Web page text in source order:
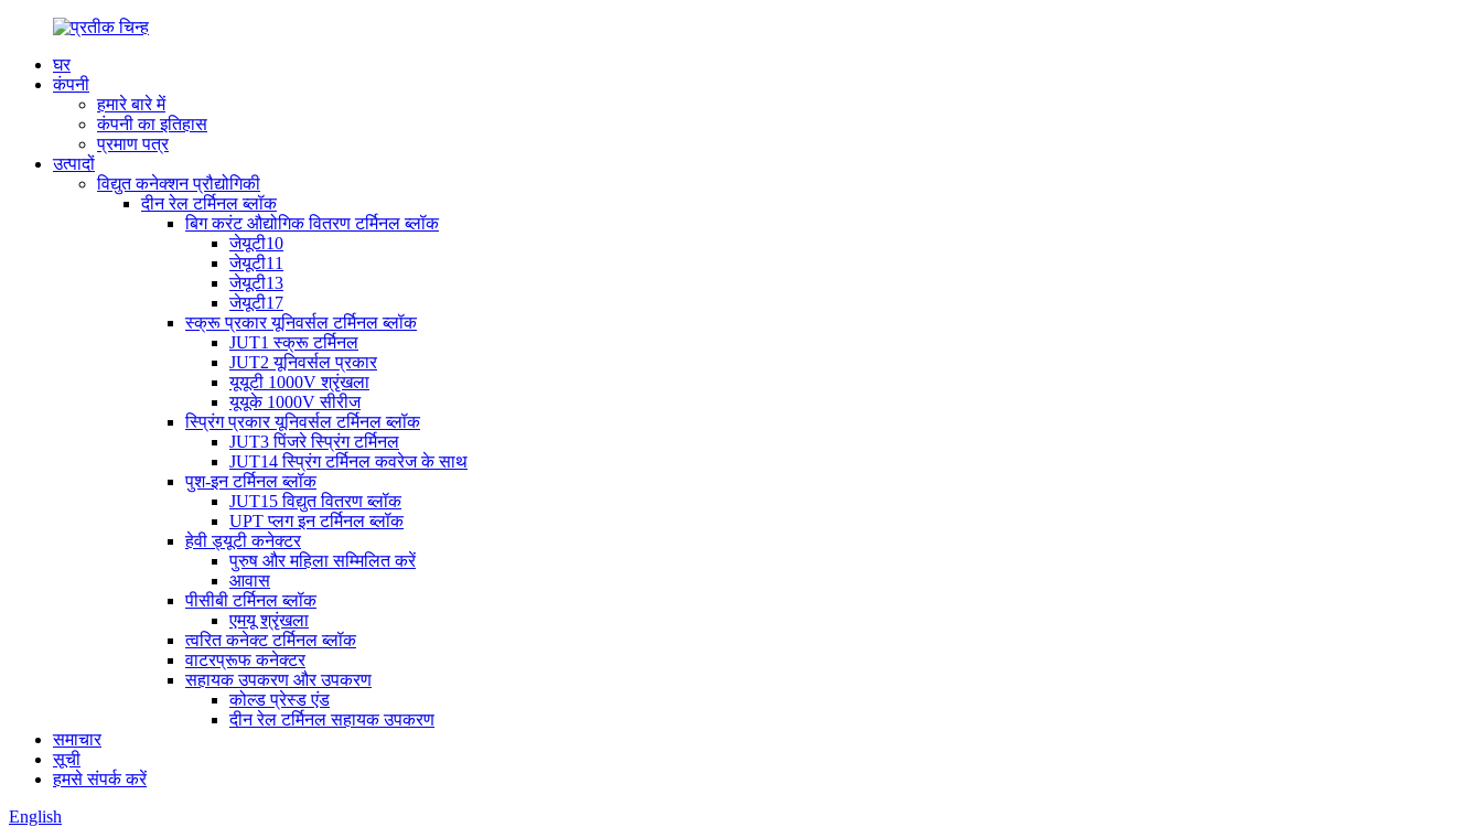
घर
कंपनी
हमारे बारे में
कंपनी का इतिहास
प्रमाण पत्र
उत्पादों
विद्युत कनेक्शन प्रौद्योगिकी
दीन रेल टर्मिनल ब्लॉक
बिग करंट औद्योगिक वितरण टर्मिनल ब्लॉक
जेयूटी10
जेयूटी11
जेयूटी13
जेयूटी17
स्क्रू प्रकार यूनिवर्सल टर्मिनल ब्लॉक
JUT1 स्क्रू टर्मिनल
JUT2 यूनिवर्सल प्रकार
यूयूटी 1000V श्रृंखला
यूयूके 1000V सीरीज
स्प्रिंग प्रकार यूनिवर्सल टर्मिनल ब्लॉक
JUT3 पिंजरे स्प्रिंग टर्मिनल
JUT14 स्प्रिंग टर्मिनल कवरेज के साथ
पुश-इन टर्मिनल ब्लॉक
JUT15 विद्युत वितरण ब्लॉक
UPT प्लग इन टर्मिनल ब्लॉक
हेवी ड्यूटी कनेक्टर
पुरुष और महिला सम्मिलित करें
आवास
पीसीबी टर्मिनल ब्लॉक
एमयू श्रृंखला
त्वरित कनेक्ट टर्मिनल ब्लॉक
वाटरप्रूफ कनेक्टर
सहायक उपकरण और उपकरण
कोल्ड प्रेस्ड एंड
दीन रेल टर्मिनल सहायक उपकरण
समाचार
सूची
हमसे संपर्क करें
English